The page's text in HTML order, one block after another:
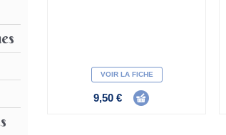
VOIR LA FICHE
9,50 €